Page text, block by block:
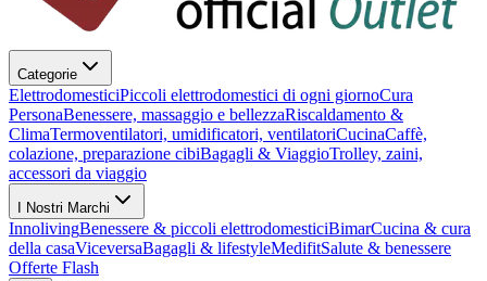
Categorie
ElettrodomesticiPiccoli elettrodomestici di ogni giornoCura
PersonaBenessere, massaggio e bellezzaRiscaldamento &
ClimaTermoventilatori, umidificatori, ventilatoriCucinaCaffè,
colazione, preparazione cibiBagagli & ViaggioTrolley, zaini,
accessori da viaggio
I Nostri Marchi
InnolivingBenessere & piccoli elettrodomesticiBimarCucina & cura
della casaViceversaBagagli & lifestyleMedifitSalute & benessere
Offerte Flash